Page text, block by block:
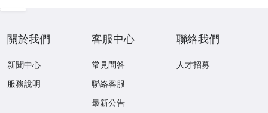
關於我們
新聞中心
服務說明
客服中心
常見問答
聯絡客服
最新公告
聯絡我們
人才招募